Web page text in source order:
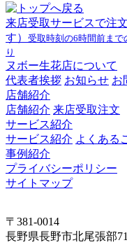
来店受取サービスで注
す） 受取時刻の6時間前ま
り
ヌボー生花店について
代表者挨拶 お知らせ お
店舗紹介
店舗紹介 来店受取注文
サービス紹介
サービス紹介 よくある
事例紹介
プライバシーポリシー
サイトマップ
〒381-0014
長野県長野市北尾張部